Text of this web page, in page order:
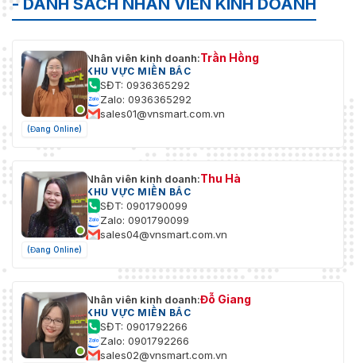
- DANH SÁCH NHÂN VIÊN KINH DOANH
(Đang Online)
Nhân viên kinh doanh:Trần Hồng
KHU VỰC MIỀN BẮC
SĐT: 0936365292
Zalo: 0936365292
sales01@vnsmart.com.vn
(Đang Online)
Nhân viên kinh doanh:Thu Hà
KHU VỰC MIỀN BẮC
SĐT: 0901790099
Zalo: 0901790099
sales04@vnsmart.com.vn
Nhân viên kinh doanh:Đỗ Giang
KHU VỰC MIỀN BẮC
SĐT: 0901792266
Zalo: 0901792266
sales02@vnsmart.com.vn